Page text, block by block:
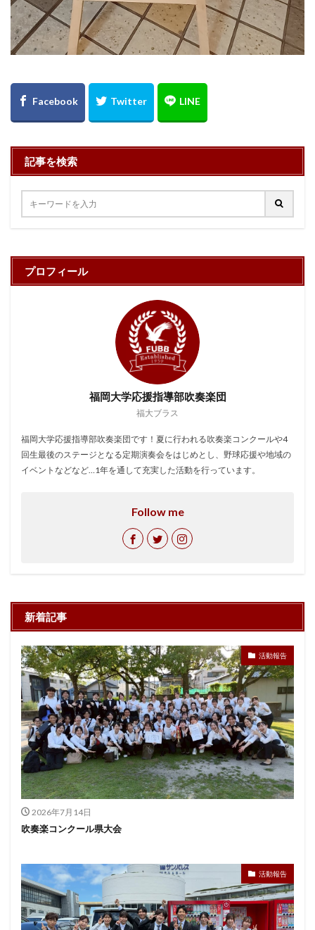
記事を検索
プロフィール
福岡大学応援指導部吹奏楽団
福大ブラス
福岡大学応援指導部吹奏楽団です！夏に行われる吹奏楽コンクールや4
回生最後のステージとなる定期演奏会をはじめとし、野球応援や地域の
イベントなどなど…1年を通して充実した活動を行っています。
Follow me
新着記事
活動報告
2026年7月14日
吹奏楽コンクール県大会
活動報告